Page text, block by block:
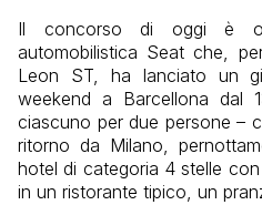
Il concorso di oggi è
automobilistica Seat che,
Leon ST, ha lanciato un
weekend a Barcellona dal
ciascuno per due persone –
ritorno da Milano,
hotel di categoria 4 stelle
in un ristorante tipico, un